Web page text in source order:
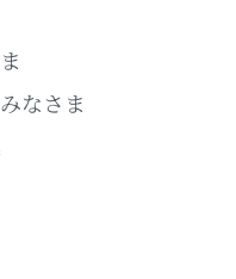
なさま